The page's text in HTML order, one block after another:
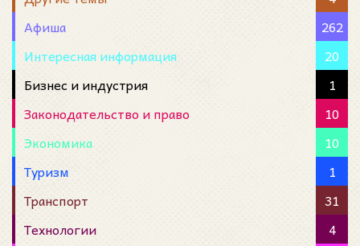
Афиша
262
Интересная информация
20
Бизнес и индустрия
1
Законодательство и право
10
Экономика
10
Туризм
1
Транспорт
31
Технологии
4